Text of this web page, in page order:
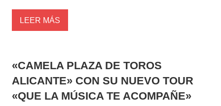
LEER MÁS
«CAMELA PLAZA DE TOROS
ALICANTE» CON SU NUEVO TOUR
«QUE LA MÚSICA TE ACOMPAÑE»